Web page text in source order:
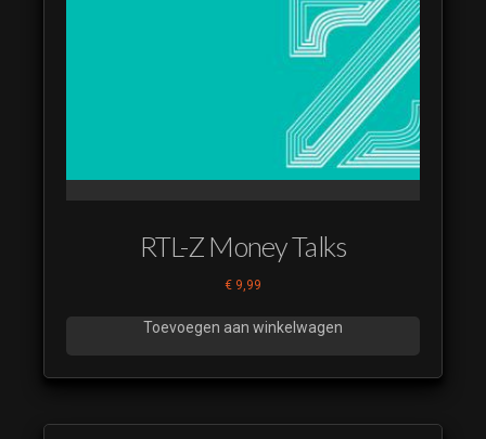
RTL-Z Money Talks
€ 9,99
Toevoegen aan winkelwagen